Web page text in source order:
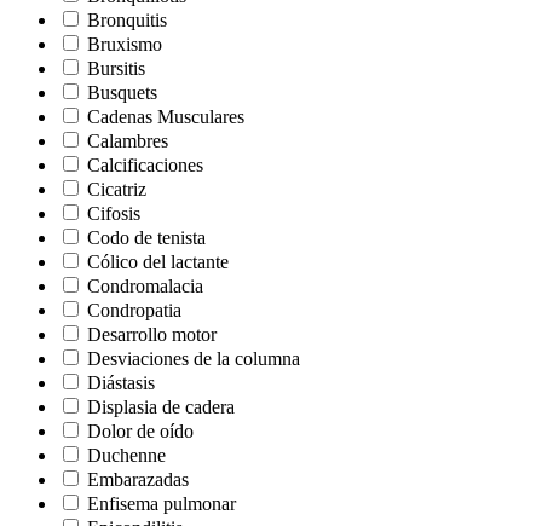
Bronquitis
Bruxismo
Bursitis
Busquets
Cadenas Musculares
Calambres
Calcificaciones
Cicatriz
Cifosis
Codo de tenista
Cólico del lactante
Condromalacia
Condropatia
Desarrollo motor
Desviaciones de la columna
Diástasis
Displasia de cadera
Dolor de oído
Duchenne
Embarazadas
Enfisema pulmonar